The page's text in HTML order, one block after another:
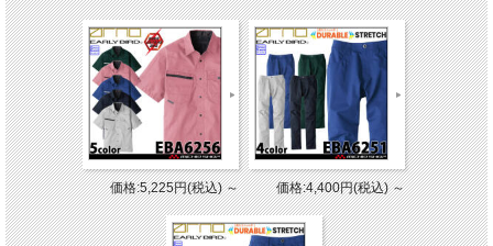
価格:5,225円(税込)～ 価格:4,400円(税込)～